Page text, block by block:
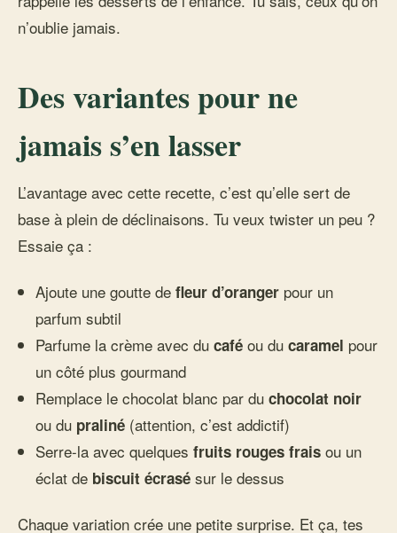
n’oublie jamais.
Des variantes pour ne
jamais s’en lasser
L’avantage avec cette recette, c’est qu’elle sert de
base à plein de déclinaisons. Tu veux twister un peu ?
Essaie ça :
Ajoute une goutte defleur d’oranger pour un
parfum subtil
Parfume la crème avec ducafé ou ducaramel pour
un côté plus gourmand
Remplace le chocolat blanc par duchocolat noir
ou du praliné (attention, c’est addictif)
Serre-la avec quelquesfruits rouges frais ou un
éclat de biscuit écrasé sur le dessus
Chaque variation crée une petite surprise. Et ça, tes